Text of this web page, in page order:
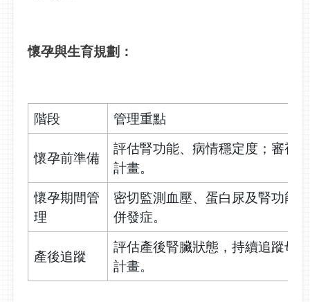
懷孕與生育規劃：
階段 管理重點
懷孕前準備
評估腎功能、病情穩定度；審視
計畫。
懷孕期間管
理
密切監測血壓、蛋白尿及腎功能
併發症。
產後追蹤
評估產後腎臟狀態，持續追蹤母
計畫。